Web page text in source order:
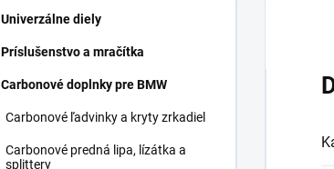
Univerzálne diely
Príslušenstvo a mračítka
Carbonové doplnky pre BMW
Carbonové ľadvinky a kryty zrkadiel
Carbonové predná lipa, lízátka a
splittery